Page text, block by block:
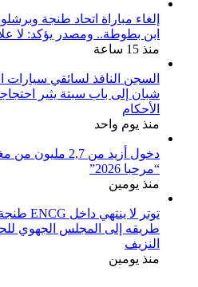
إلغاء مباراة اتحاد طنجة
ابن بطوطة.. ومصدر يؤكد: لا
منذ 15 ساعة
السجن النافذ لسائقي سيارات
شبان إلى باب سبتة يثير
الأحكام
منذ يوم واحد
دخول أزيد من 2,7
“مرحبا 2026”
منذ يومين
طريقه إلى المجلس الجهوي
النزيف
منذ يومين